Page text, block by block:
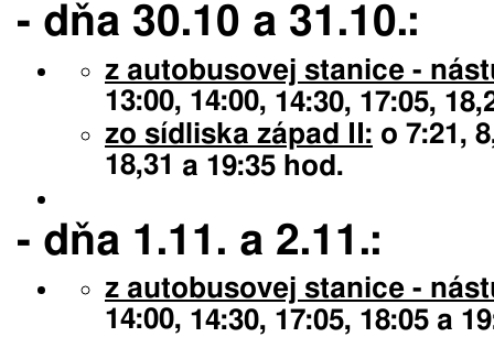
- dňa 30.10 a 31.10.:
z autobusovej stanice -
13:00, 14:00, 14:30, 17:05,
zo sídliska západ II: o 7:21,
18,31 a 19:35 hod.
- dňa 1.11. a 2.11.:
z autobusovej stanice -
14:00, 14:30, 17:05, 18:05 a